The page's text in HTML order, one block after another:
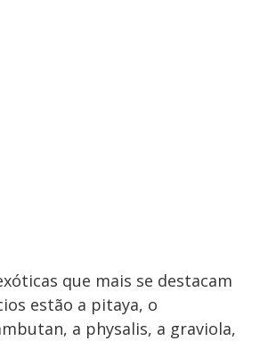
que mais se destacam
estão a pitaya, o
a physalis, a graviola,